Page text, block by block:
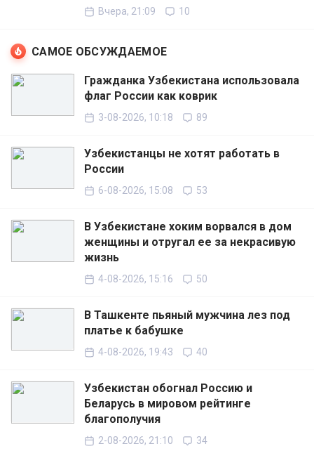
Вчера, 21:09 10
САМОЕ ОБСУЖДАЕМОЕ
Гражданка Узбекистана использовала
флаг России как коврик
3-08-2026, 10:18 89
Узбекистанцы не хотят работать в
России
6-08-2026, 15:08 53
В Узбекистане хоким ворвался в дом
женщины и отругал ее за некрасивую
жизнь
4-08-2026, 15:16 50
В Ташкенте пьяный мужчина лез под
платье к бабушке
4-08-2026, 19:43 40
Узбекистан обогнал Россию и
Беларусь в мировом рейтинге
благополучия
2-08-2026, 21:10 34